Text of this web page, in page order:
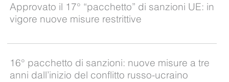
Approvato il 17° “pacchetto” di sanzioni UE: in
vigore nuove misure restrittive
16° pacchetto di sanzioni: nuove misure a tre
anni dall’inizio del conflitto russo-ucraino